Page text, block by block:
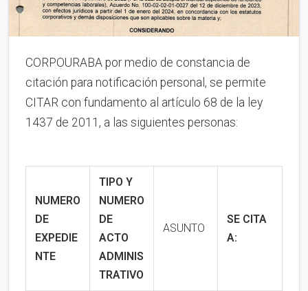
CORPOURABA por medio de constancia de
citación para notificación personal, se permite
CITAR con fundamento al artículo 68 de la ley
1437 de 2011, a las siguientes personas:
NUMERO
DE
EXPEDIE
NTE
TIPO Y
NUMERO
DE
ACTO
ADMINIS
TRATIVO
ASUNTO
SE CITA
A: